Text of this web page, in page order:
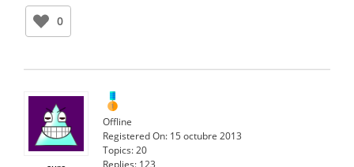
0
Offline
Registered On: 15 octubre 2013
Topics:20